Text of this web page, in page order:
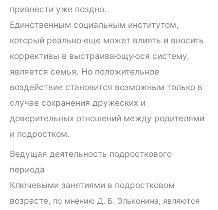
привнести уже поздно.
Единственным социальным институтом,
который реально еще может влиять и вносить
коррективы в выстраивающуюся систему,
является семья. Но положительное
воздействие становится возможным только в
случае сохранения дружеских и
доверительных отношений между родителями
и подростком.
Ведущая деятельность подросткового
периода
Ключевыми занятиями в подростковом
возрасте, по мнению Д. Б. Эльконина, являются